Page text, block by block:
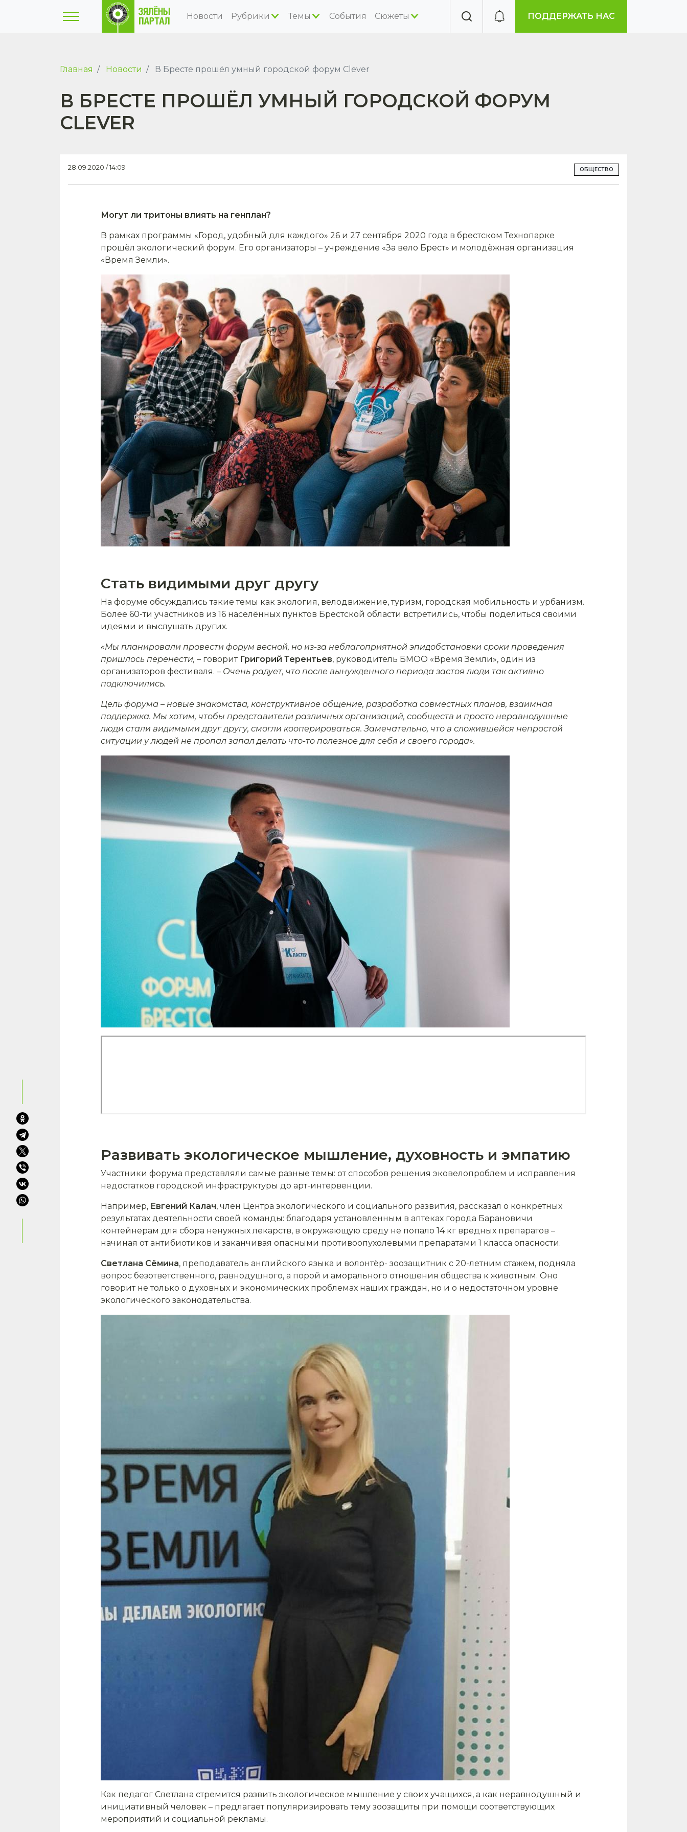
Новости Рубрики Темы События Сюжеты ПОДДЕРЖАТЬ НАС
Главная Новости В Бресте прошёл умный городской форум Clever
В БРЕСТЕ ПРОШЁЛ УМНЫЙ ГОРОДСКОЙ ФОРУМ
CLEVER
28.09.2020 / 14:09 ОБЩЕСТВО
Могут ли тритоны влиять на генплан?
В рамках программы «Город, удобный для каждого» 26 и 27 сентября 2020 года в брестском Технопарке
прошёл экологический форум. Его организаторы – учреждение «За вело Брест» и молодёжная организация
«Время Земли».
Стать видимыми друг другу
На форуме обсуждались такие темы как экология, велодвижение, туризм, городская мобильность и урбанизм.
Более 60-ти участников из 16 населённых пунктов Брестской области встретились, чтобы поделиться своими
идеями и выслушать других.
«Мы планировали провести форум весной, но из-за неблагоприятной эпидобстановки сроки проведения
пришлось перенести, – говорит Григорий Терентьев, руководитель БМОО «Время Земли», один из
организаторов фестиваля. – Очень радует, что после вынужденного периода застоя люди так активно
подключились.
Цель форума – новые знакомства, конструктивное общение, разработка совместных планов, взаимная
поддержка. Мы хотим, чтобы представители различных организаций, сообществ и просто неравнодушные
люди стали видимыми друг другу, смогли кооперироваться. Замечательно, что в сложившейся непростой
ситуации у людей не пропал запал делать что-то полезное для себя и своего города».
Развивать экологическое мышление, духовность и эмпатию
Участники форума представляли самые разные темы: от способов решения эковелопроблем и исправления
недостатков городской инфраструктуры до арт-интервенции.
Например, Евгений Калач, член Центра экологического и социального развития, рассказал о конкретных
результатах деятельности своей команды: благодаря установленным в аптеках города Барановичи
контейнерам для сбора ненужных лекарств, в окружающую среду не попало 14 кг вредных препаратов –
начиная от антибиотиков и заканчивая опасными противоопухолевыми препаратами 1 класса опасности.
Светлана Сёмина, преподаватель английского языка и волонтёр- зоозащитник с 20-летним стажем, подняла
вопрос безответственного, равнодушного, а порой и аморального отношения общества к животным. Оно
говорит не только о духовных и экономических проблемах наших граждан, но и о недостаточном уровне
экологического законодательства.
Как педагог Светлана стремится развить экологическое мышление у своих учащихся, а как неравнодушный и
инициативный человек – предлагает популяризировать тему зоозащиты при помощи соответствующих
мероприятий и социальной рекламы.